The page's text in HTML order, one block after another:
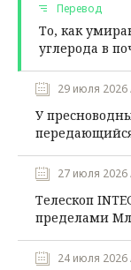
Перевод
То, как
углерода в
29 июля 2026
У
27 июля 2026
Телескоп
пределами
24 июля 2026